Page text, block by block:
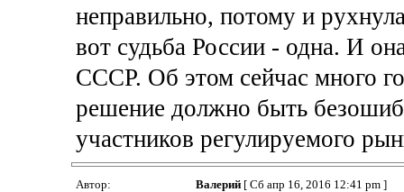
неправильно, потому и
вот судьба России - одна. И
СССР. Об этом сейчас много
решение должно быть
участников регулируемого
Автор: Валерий[ Сб апр 16, 2016 12:41 pm ]